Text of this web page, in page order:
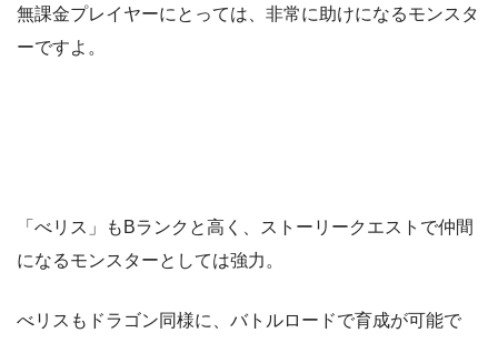
無課金プレイヤーにとっては、非常に助けになるモンスタ
ーですよ。
「べリス」もBランクと高く、ストーリークエストで仲間
になるモンスターとしては強力。
べリスもドラゴン同様に、バトルロードで育成が可能で